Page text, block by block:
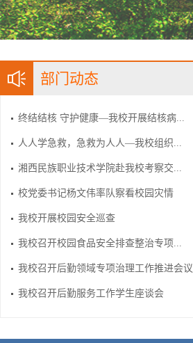
部门动态
终结结核 守护健康—我校开展结核病...
人人学急救，急救为人人—我校组织...
湘西民族职业技术学院赴我校考察交...
校党委书记杨文伟率队察看校园灾情
我校开展校园安全巡查
我校召开校园食品安全排查整治专项...
我校召开后勤领域专项治理工作推进会议
我校召开后勤服务工作学生座谈会